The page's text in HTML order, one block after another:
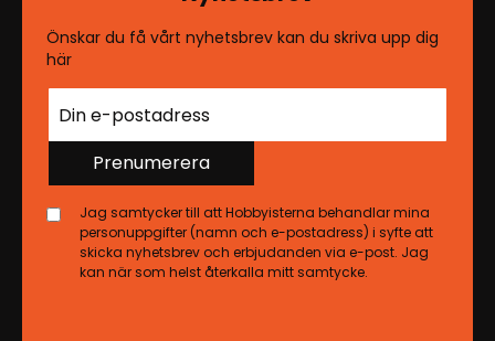
Önskar du få vårt nyhetsbrev kan du skriva upp dig
här
Prenumerera
Jag samtycker till att Hobbyisterna behandlar mina
personuppgifter (namn och e-postadress) i syfte att
skicka nyhetsbrev och erbjudanden via e-post. Jag
kan när som helst återkalla mitt samtycke.